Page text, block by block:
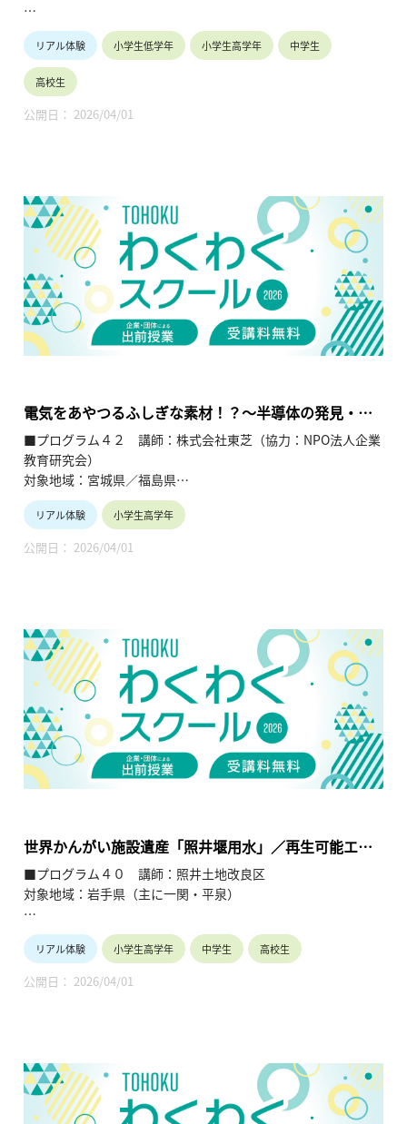
【テーマ】
金融リテラシー向上～お金の役割、人生における銀行との関わ
り方～
【内容】
【TOHOKUわくわくスクール】主催：公益財団法人東北活性化
研究センター（https://www.kasseiken.jp/）
東北6県ならびに新潟県の小学生・中学生・高校生を対象と
し、当地域に所在し活躍している様々な分野の企業や団体とを
繋ぐ出前授業です。学問の面白さ・楽しさに触れつつ、地元の
企業や団体の活動内容に触れることで、地元の地域社会・産業
の理解を深めると共に、将来の選択肢の参考としてもらうこと
を目的とします。
リアル体験 小学生低学年 小学生高学年 中学生
高校生
公開日： 2026/04/01
電気をあやつるふしぎな素材！？～半導体の発見・利
用から学ぶエネルギーの使い方～
■プログラム４２ 講師：株式会社東芝（協力：NPO法人企業
教育研究会）
対象地域：宮城県／福島県
【テーマ】
電気をあやつるふしぎな素材！？～半導体の発見・利用から学
ぶエネルギーの使い方～
を支えている技術であることを学ぶ。
【TOHOKUわくわくスクール】主催：公益財団法人東北活性化
研究センター（https://www.kasseiken.jp/）
東北6県ならびに新潟県の小学生・中学生・高校生を対象と
し、当地域に所在し活躍している様々な分野の企業や団体とを
繋ぐ出前授業です。学問の面白さ・楽しさに触れつつ、地元の
企業や団体の活動内容に触れることで、地元の地域社会・産業
リアル体験 小学生高学年
公開日： 2026/04/01
世界かんがい施設遺産「照井堰用水」／再生可能エネ
ルギー（小水力発電）
■プログラム４０ 講師：照井土地改良区
対象地域：岩手県（主に一関・平泉）
【テーマ】
・世界かんがい施設遺産「照井堰用水」
・再生可能エネルギー（小水力発電）
ています。歴史的かつ文化的に評価され、世界かんがい遺産に
も登録されており、その水を利用した水力発電も実施してい
る。
リアル体験 小学生高学年 中学生 高校生
公開日： 2026/04/01